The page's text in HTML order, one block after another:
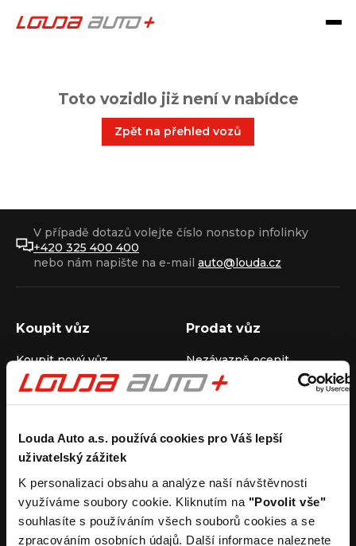
Louda Auto a.s. používá cookies pro Váš lepší
uživatelský zážitek
K personalizaci obsahu a analýze naší návštěvnosti
využíváme soubory cookie. Kliknutím na "Povolit vše"
souhlasíte s používáním všech souborů cookies a se
zpracováním osobních údajů. Další informace naleznete
Toto vozidlo již není v nabídce
Zpět na přehled vozů
V případě dotazů volejte číslo nonstop infolinky
+420 325 400 400
nebo nám napište na e-mail auto@louda.cz
Koupit vůz
Koupit nový vůz
Koupit ojetý vůz
Koupit užitkový vůz
Prodat vůz
Nezávazně ocenit
Průběh výkupu vozu
Pronájem
Carsharing
Autopůjčovna
Operativní leasing
Společnost
Louda Auto+ Poděbrady
Obytné vozy
Novinky